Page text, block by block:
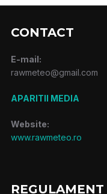
CONTACT
E-mail:
rawmeteo@gmail.com
APARITII MEDIA
Website:
www.rawmeteo.ro
REGULAMENT